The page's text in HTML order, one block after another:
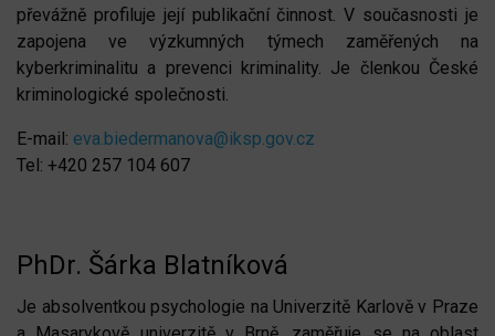
převážně profiluje její publikační činnost. V současnosti je
zapojena ve výzkumných týmech zaměřených na
kyberkriminalitu a prevenci kriminality. Je členkou České
kriminologické společnosti.
E-mail: eva.biedermanova@iksp.gov.cz
Tel: +420 257 104 607
PhDr. Šárka Blatníková
Je absolventkou psychologie na Univerzitě Karlově v Praze